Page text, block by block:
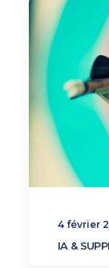
4 février
IA &